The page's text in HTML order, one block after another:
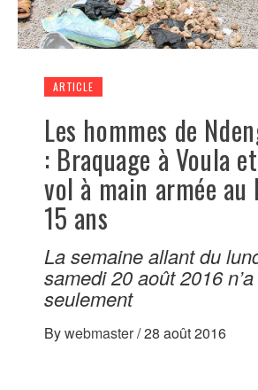
ARTICLE
Les hommes de
: Braquage à Voula
vol à main armée au
15 ans
La semaine allant du
samedi 20 août 2016
seulement
Bywebmaster/28 août 2016